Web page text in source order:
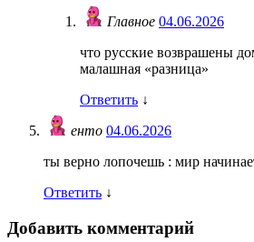
Главное 04.06.2026
что русские возврашены
малашная «разница»
Ответить ↓
енто 04.06.2026
ты верно лопочешь : мир
Ответить ↓
Добавить комментарий